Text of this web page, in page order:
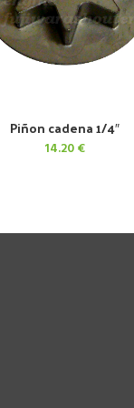
AÑADIR AL CARRITO
Piñon cadena 1/4″
14.20€